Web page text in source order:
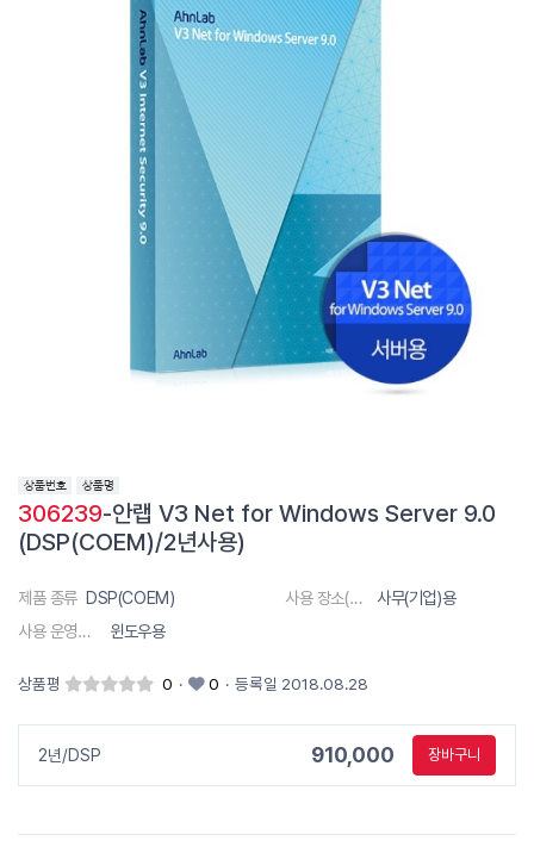
306239-안랩 V3 Net for Windows Server 9.0
(DSP(COEM)/2년사용)
제품 종류 DSP(COEM) 사용 장소(대상)
사무(기업)용
사용 운영체제
윈도우용
상품평 0 · 0 · 등록일 2018.08.28
2년/DSP 910,000 장바구니